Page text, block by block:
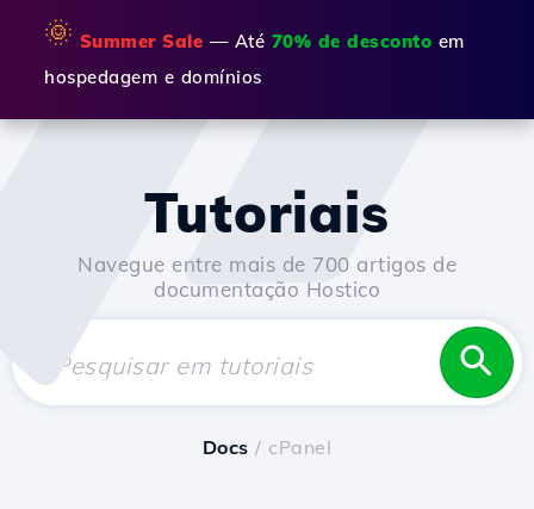
🌞 Summer Sale — Até 70% de desconto em
hospedagem e domínios
Tutoriais
Navegue entre mais de 700 artigos de
documentação Hostico
Docs / cPanel